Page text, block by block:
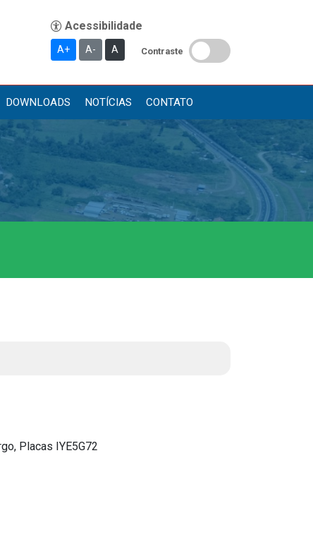
A+ A- A Contraste
DOWNLOADS NOTÍCIAS CONTATO
Publicações
Diário Oficial (Novo)
Diário Oficial (Até 30/04)
Placas IYE5G72